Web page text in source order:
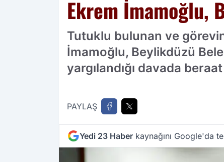
Ekrem İmamoğlu,
Tutuklu bulunan ve
İmamoğlu, Beylikdüzü
yargılandığı davada
PAYLAŞ
Yedi 23 Haber kaynağını Google'da